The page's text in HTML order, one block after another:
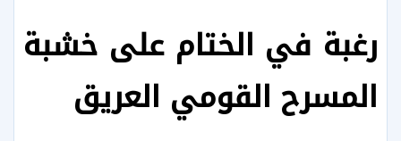
رغبة في الختام على خشبة
المسرح القومي العريق